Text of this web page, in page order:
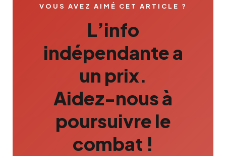
VOUS AVEZ AIMÉ CET ARTICLE ?
L’info
indépendante a
un prix.
Aidez-nous à
poursuivre le
combat !